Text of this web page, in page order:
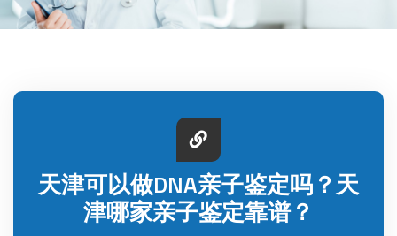
天津可以做DNA亲子鉴定吗？天
津哪家亲子鉴定靠谱？